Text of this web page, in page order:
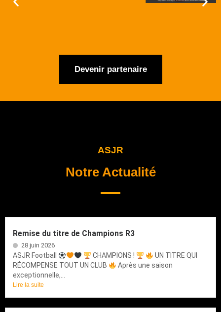
Devenir partenaire
ASJR
Notre Actualité
Remise du titre de Champions R3
28 juin 2026
ASJR Football CHAMPIONS !
UN TITRE QUI
RÉCOMPENSE TOUT UN CLUB
Après une saison
exceptionnelle,...
Lire la suite